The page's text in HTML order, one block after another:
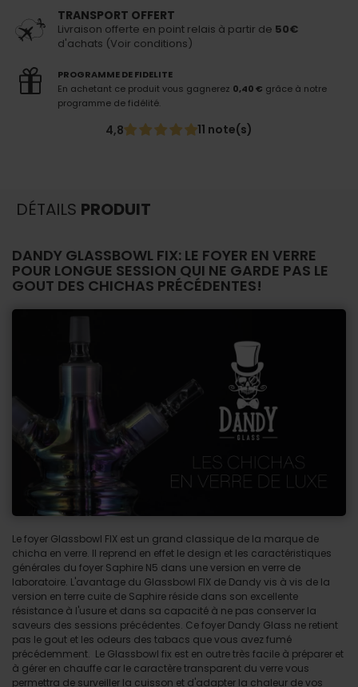
TRANSPORT OFFERT
Livraison offerte en point relais à partir de 50€
d'achats (Voir conditions)
PROGRAMME DE FIDELITE
En achetant ce produit vous gagnerez 0,40 € grâce à notre
programme de fidélité.
4,8 11 note(s)
DÉTAILS PRODUIT
DANDY GLASSBOWL FIX: LE FOYER EN VERRE
POUR LONGUE SESSION QUI NE GARDE PAS LE
GOUT DES CHICHAS PRÉCÉDENTES!
Le foyer Glassbowl FIX est un grand classique de la marque de
chicha en verre. Il reprend en effet le design et les caractéristiques
générales du foyer Saphire N5 dans une version en verre de
laboratoire. L'avantage du Glassbowl FIX de Dandy vis à vis de la
version en terre cuite de Saphire réside dans son excellente
résistance à l'usure et dans sa capacité à ne pas conserver la
saveurs des sessions précédentes. Ce foyer Dandy Glass ne retient
pas le gout et les odeurs des tabacs que vous avez fumé
précédemment. Le Glassbowl fix est en outre très facile à préparer et
à gérer en chauffe car le caractère transparent du verre vous
permettra de surveiller la cuisson et d'adapter la chaleur de vos